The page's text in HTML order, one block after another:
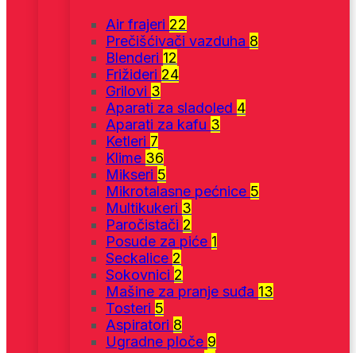
Air frajeri 22
Prečišćivači vazduha 8
Blenderi 12
Frižideri 24
Grilovi 3
Aparati za sladoled 4
Aparati za kafu 3
Ketleri 7
Klime 36
Mikseri 5
Mikrotalasne pećnice 5
Multikukeri 3
Paročistači 2
Posude za piće 1
Seckalice 2
Sokovnici 2
Mašine za pranje suđa 13
Tosteri 5
Aspiratori 8
Ugradne ploče 9